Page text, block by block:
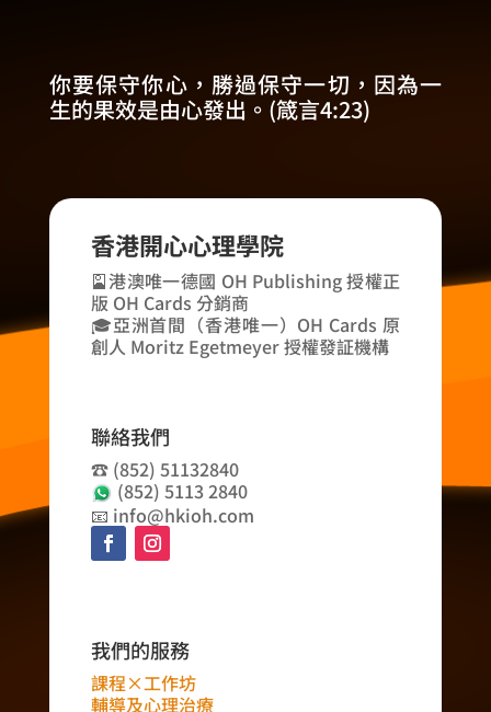
你要保守你心，勝過保守一切，因為一
生的果效是由心發出。(箴言4:23)
香港開心心理學院
🎴港澳唯一德國 OH Publishing 授權正
版 OH Cards 分銷商
🎓亞洲首間（香港唯一）OH Cards 原
創人 Moritz Egetmeyer 授權發証機構
聯絡我們
☎️ (852) 51132840
(852) 5113 2840
📧 info@hkioh.com
我們的服務
課程×工作坊
輔導及心理治療